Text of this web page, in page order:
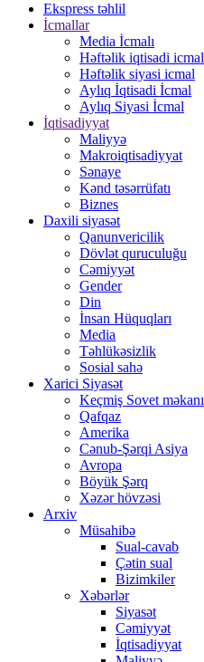
Ekspress təhlil
İcmallar
Media İcmalı
Həftəlik iqtisadi icmal
Həftəlik siyasi icmal
Aylıq İqtisadi İcmal
Aylıq Siyasi İcmal
İqtisadiyyat
Maliyyə
Makroiqtisadiyyat
Sənaye
Kənd təsərrüfatı
Biznes
Daxili siyasət
Qanunvericilik
Dövlət quruculuğu
Cəmiyyət
Gender
Din
İnsan Hüquqları
Media
Təhlükəsizlik
Sosial sahə
Xarici Siyasət
Keçmiş Sovet məkanı
Qafqaz
Amerika
Cənub-Şərqi Asiya
Avropa
Böyük Şərq
Xəzər hövzəsi
Arxiv
Müsahibə
Sual-cavab
Çətin sual
Bizimkiler
Xəbərlər
Siyasət
Cəmiyyət
İqtisadiyyat